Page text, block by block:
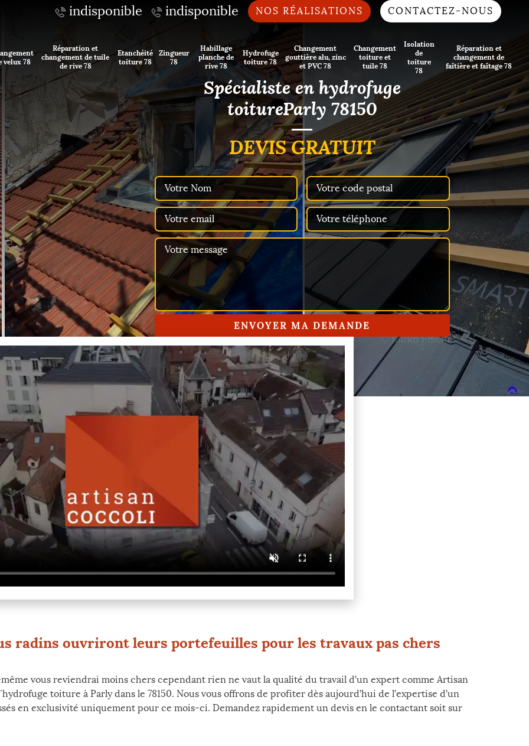
indisponible indisponible NOS RÉALISATIONS CONTACTEZ-NOUS
velux 78
Réparation et
changement de tuile
de rive 78
Etanchéité
toiture 78
Zingueur
78
Habillage
planche de
rive 78
Hydrofuge
toiture 78
Changement
gouttière alu, zinc
et PVC 78
Changement
toiture et
tuile 78
Isolation
de
toiture
78
Réparation et
changement de
faîtière et faîtage 78
Spécialiste en hydrofuge
toitureParly 78150
DEVIS GRATUIT
radins ouvriront leurs portefeuilles pour les travaux pas chers
vous reviendrai moins chers cependant rien ne vaut la qualité du travail d’un expert comme Artisan
toiture à Parly dans le 78150. Nous vous offrons de profiter dès aujourd’hui de l’expertise d’un
en exclusivité uniquement pour ce mois-ci. Demandez rapidement un devis en le contactant soit sur